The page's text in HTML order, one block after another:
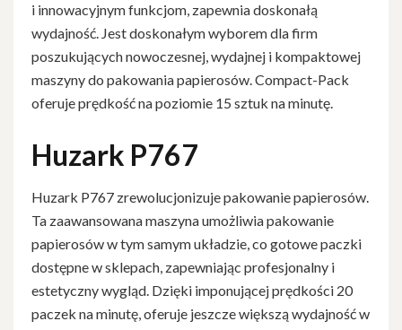
i innowacyjnym funkcjom, zapewnia doskonałą
wydajność. Jest doskonałym wyborem dla firm
poszukujących nowoczesnej, wydajnej i kompaktowej
maszyny do pakowania papierosów. Compact-Pack
oferuje prędkość na poziomie 15 sztuk na minutę.
Huzark P767
Huzark P767 zrewolucjonizuje pakowanie papierosów.
Ta zaawansowana maszyna umożliwia pakowanie
papierosów w tym samym układzie, co gotowe paczki
dostępne w sklepach, zapewniając profesjonalny i
estetyczny wygląd. Dzięki imponującej prędkości 20
paczek na minutę, oferuje jeszcze większą wydajność w